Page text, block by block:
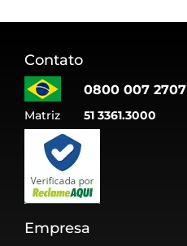
Contato
0800 007 2707
Matriz 51 3361.3000
Empresa